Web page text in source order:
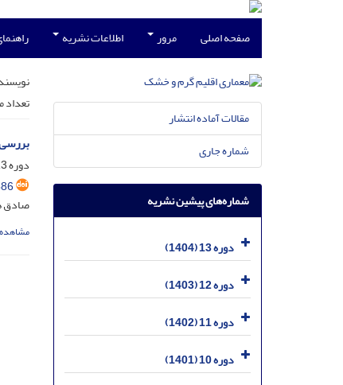
صفحه اصلی مرور اطلاعات نشریه
تعداد
دوره 13، شماره 21، اردیبهشت 1404، صفحه
صادق
مقالات آماده انتشار
شماره جاری
شماره‌های پیشین نشریه
دوره 13 (1404)
دوره 12 (1403)
دوره 11 (1402)
دوره 10 (1401)